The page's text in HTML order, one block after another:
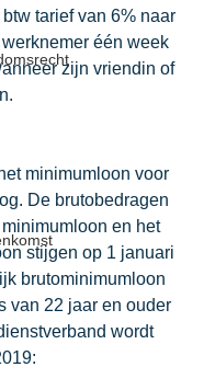
tarief van 6% naar
één week
zijn vriendin of
minimumloon voor
De brutobedragen
en het
stijgen op 1 januari
brutominimumloon
van 22 jaar en ouder
wordt